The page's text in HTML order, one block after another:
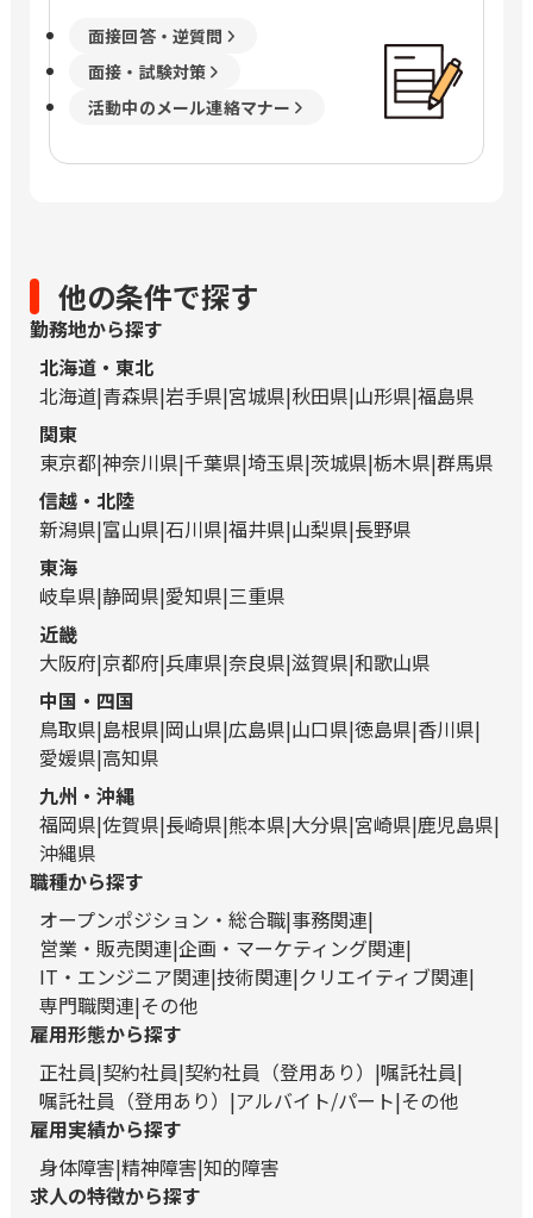
面接回答・逆質問
面接・試験対策
活動中のメール連絡マナー
他の条件で探す
勤務地から探す
北海道・東北
北海道 青森県 岩手県 宮城県 秋田県 山形県 福島県
関東
東京都 神奈川県 千葉県 埼玉県 茨城県 栃木県 群馬県
信越・北陸
新潟県 富山県 石川県 福井県 山梨県 長野県
東海
岐阜県 静岡県 愛知県 三重県
近畿
大阪府 京都府 兵庫県 奈良県 滋賀県 和歌山県
中国・四国
鳥取県 島根県 岡山県 広島県 山口県 徳島県 香川県
愛媛県 高知県
九州・沖縄
福岡県 佐賀県 長崎県 熊本県 大分県 宮崎県 鹿児島県
沖縄県
職種から探す
オープンポジション・総合職 事務関連
営業・販売関連 企画・マーケティング関連
IT・エンジニア関連 技術関連 クリエイティブ関連
専門職関連 その他
雇用形態から探す
正社員 契約社員 契約社員（登用あり）
嘱託社員
嘱託社員（登用あり）
アルバイト/パート その他
雇用実績から探す
身体障害 精神障害 知的障害
求人の特徴から探す